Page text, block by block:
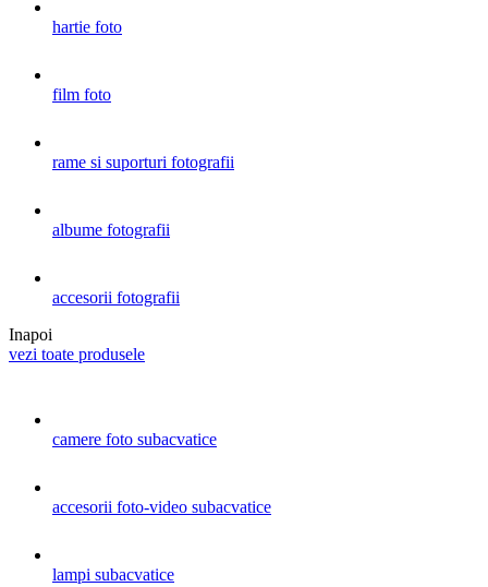
hartie foto
film foto
rame si suporturi fotografii
albume fotografii
accesorii fotografii
Inapoi
vezi toate produsele
camere foto subacvatice
accesorii foto-video subacvatice
lampi subacvatice